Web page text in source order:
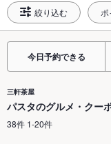
絞り込む
今日予約できる
三軒茶屋
パスタのグルメ・クー
38件 1-20件